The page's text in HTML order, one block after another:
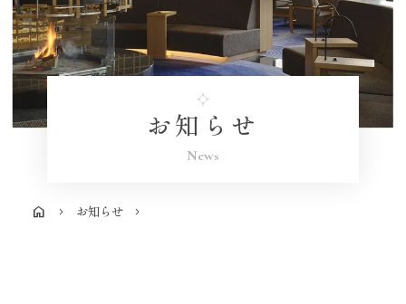
お知らせ
News
お知らせ